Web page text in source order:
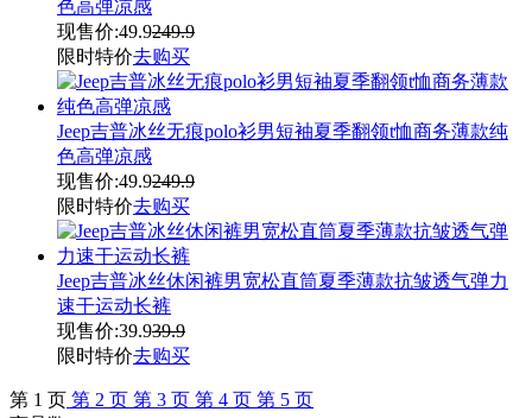
色高弹凉感
现售价:49.9249.9
限时特价去购买
Jeep吉普冰丝无痕polo衫男短袖夏季翻领t恤商务薄款纯
色高弹凉感
现售价:49.9249.9
限时特价去购买
Jeep吉普冰丝休闲裤男宽松直筒夏季薄款抗皱透气弹力
速干运动长裤
现售价:39.939.9
限时特价去购买
第 1 页 第 2 页 第 3 页 第 4 页 第 5 页